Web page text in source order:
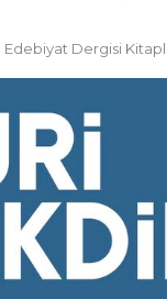
Edebiyat Dergisi